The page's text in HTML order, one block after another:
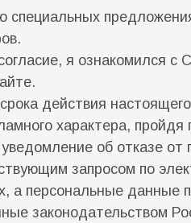
специальных
я ознакомился с
действия настоящего
характера, пройдя
об отказе от
запросом по
а персональные данные
законодательством